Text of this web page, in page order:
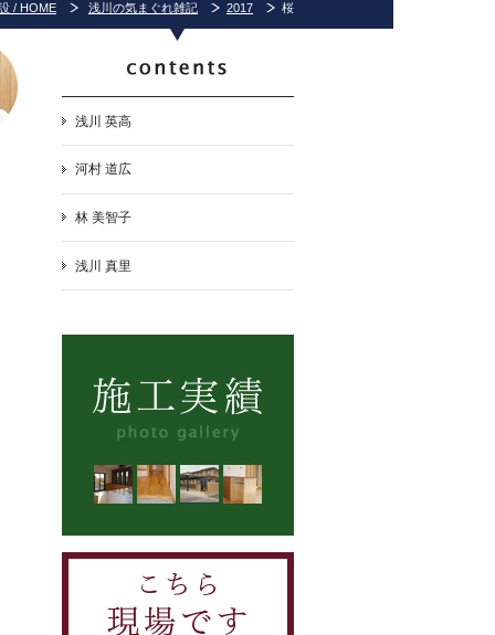
/ HOME 浅川の気まぐれ雑記 2017 桜
浅川 英高
河村 道広
林 美智子
浅川 真里